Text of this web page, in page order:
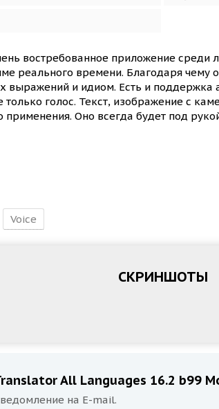
востребованное приложение
реального времени. Благодаря чему
и идиом. Есть и поддержка
голос. Текст, изображение с
применения. Оно всегда будет под
Voice
СКРИНШОТЫ
All Languages 16.2 b99
на E-mail.